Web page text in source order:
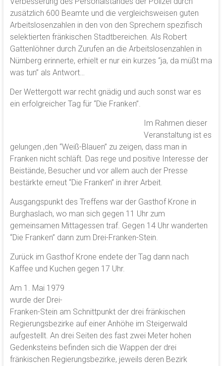
zusätzlich 600 Beamte und die vergleichsweisen guten
Arbeitslosenzahlen in den von den Sprechern spezifisch
selektierten fränkischen Stadtbereichen. Als Robert
Gattenlöhner durch Zurufen an die Arbeitslosenzahlen in
Nürnberg erinnerte, erhielt er nur ein kurzes “ja, da müßt ma
was tun” als Antwort…
Der Wettergott war recht gnädig und auch sonst war es
ein erfolgreicher Tag für “Die Franken”.
Im Rahmen dieser
Veranstaltung ist es
gelungen ,den “Weiß-Blauen” zu zeigen, dass man in
Franken nicht schläft. Das rege und positive Interesse der
Beistände, Besucher und vor allem auch der Presse
bestärkte erneut “Die Franken” in ihrer Arbeit.
Ausgangspunkt des Treffens war der Gasthof Krone in
Burghaslach, wo man sich gegen 11 Uhr zum
gemeinsamen Mittagessen traf. Gegen 14 Uhr wanderten
“Die Franken” dann zum Drei-Franken-Stein.
Zurück im Gasthof Krone endete der Tag dann nach
Kaffee und Kuchen gegen 17 Uhr.
Am 1. Mai 1979
wurde der Drei-
Franken-Stein am Schnittpunkt der drei fränkischen
Regierungsbezirke auf einer Anhöhe im Steigerwald
aufgestellt. An drei Seiten des fast zwei Meter hohen
Gedenksteins befinden sich die Wappen der drei
fränkischen Regierungsbezirke, jeweils deren Bezirk